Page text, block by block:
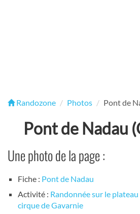
Randozone Photos Pont de
Pont de Nadau
Une photo de la page :
Fiche : Pont de Nadau
Activité : Randonnée sur le
cirque de Gavarnie